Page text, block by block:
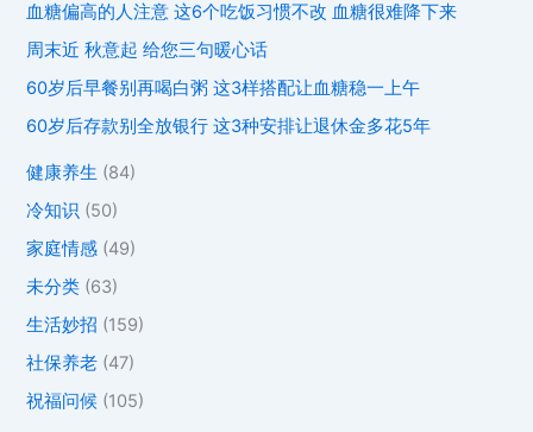
血糖偏高的人注意 这6个吃饭习惯不改 血糖很难降下来
周末近 秋意起 给您三句暖心话
60岁后早餐别再喝白粥 这3样搭配让血糖稳一上午
60岁后存款别全放银行 这3种安排让退休金多花5年
健康养生 (84)
冷知识 (50)
家庭情感 (49)
未分类 (63)
生活妙招 (159)
社保养老 (47)
祝福问候 (105)